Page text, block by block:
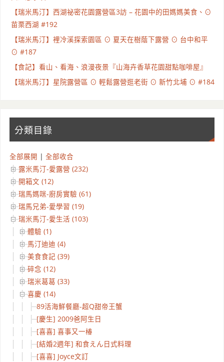
【瑞米馬汀】西湖祕密花園露營區3訪 – 花園中的田媽媽美食、⊙
苗栗西湖 #192
【瑞米馬汀】裡冷溪探索園區 ⊙ 夏天在樹蔭下露營 ⊙ 台中和平
⊙ #187
【食記】看山、看海、浪漫夜景『山海卉香草花園甜點咖啡屋』
【瑞米馬汀】星院露營區 ⊙ 輕鬆露營逛老街 ⊙ 新竹北埔 ⊙ #184
分類目錄
全部展開 | 全部收合
露米馬汀-愛露營 (232)
開箱文 (12)
瑞馬媽咪-廚房實驗 (61)
瑞馬兄弟-愛學習 (19)
瑞米馬汀-愛生活 (103)
體驗 (1)
馬汀迪迪 (4)
美食食記 (39)
碎念 (12)
瑞米葛葛 (33)
喜慶 (14)
89活海鮮餐廳-超Q甜帝王蟹
[慶生] 2009爸阿生日
[喜喜] 喜事又一椿
[結婚2週年] 和食えん日式料理
[喜喜] Joyce文訂